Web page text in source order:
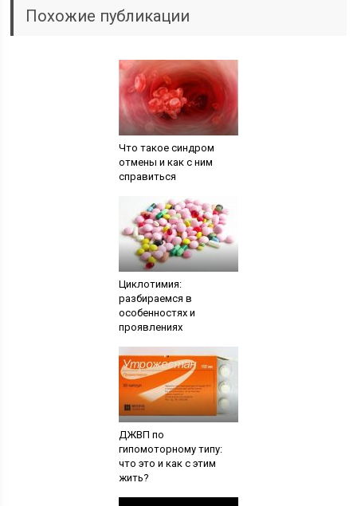
Похожие публикации
Что такое синдром
отмены и как с ним
справиться
Циклотимия:
разбираемся в
особенностях и
проявлениях
ДЖВП по
гипомоторному типу:
что это и как с этим
жить?